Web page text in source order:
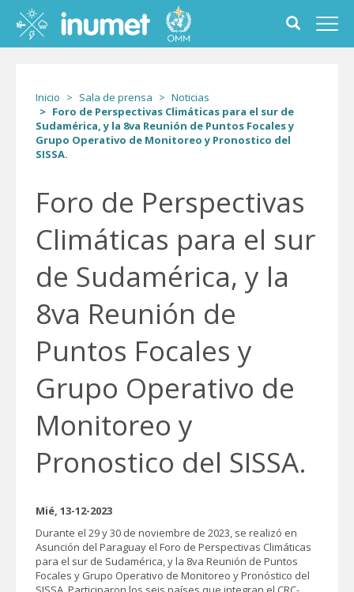
contenido
principal
Toggle
search
form
Inicio Sala de prensa
Noticias
Foro de Perspectivas Climáticas para el sur de
Sudamérica, y la 8va Reunión de Puntos Focales y
Grupo Operativo de Monitoreo y Pronostico del
SISSA.
Foro de Perspectivas
Climáticas para el sur
de Sudamérica, y la
8va Reunión de
Puntos Focales y
Grupo Operativo de
Monitoreo y
Pronostico del SISSA.
Mié, 13-12-2023
Durante el 29 y 30 de noviembre de 2023, se realizó en
Asunción del Paraguay el Foro de Perspectivas Climáticas
para el sur de Sudamérica, y la 8va Reunión de Puntos
Focales y Grupo Operativo de Monitoreo y Pronóstico del